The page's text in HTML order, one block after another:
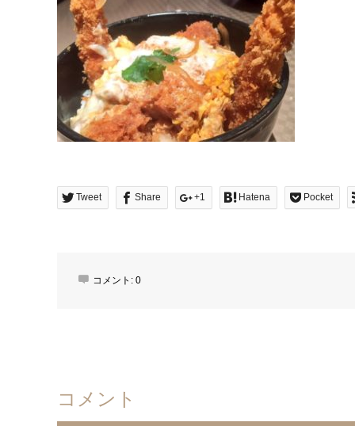
Tweet Share +1 Hatena Pocket
コメント: 0
コメント